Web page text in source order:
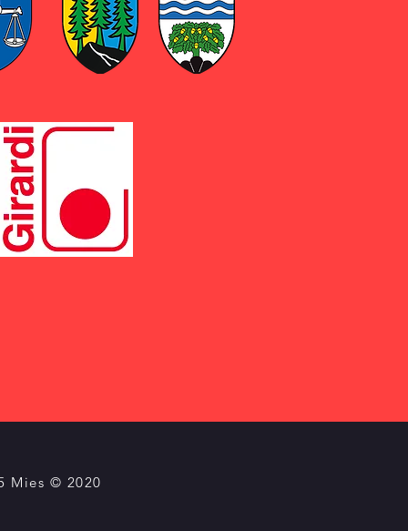
Mies © 2020